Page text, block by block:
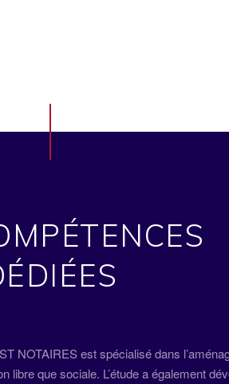
NOTAIRES est spécialisé dans
libre que sociale. L’étude a également